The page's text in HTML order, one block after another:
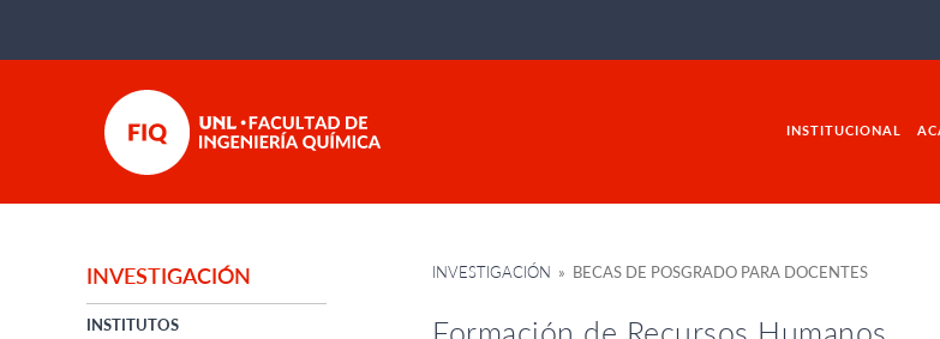
INSTITUCIONAL
INVESTIGACIÓN
INSTITUTOS
INVESTIGACIÓN » BECAS DE POSGRADO PARA DOCENTES